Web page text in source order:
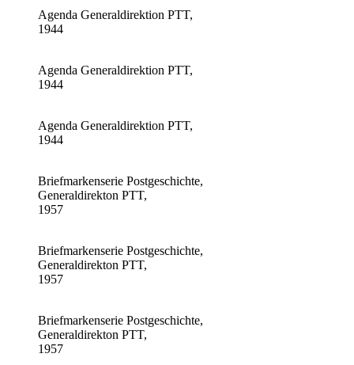
Agenda Generaldirektion PTT,
1944
Agenda Generaldirektion PTT,
1944
Agenda Generaldirektion PTT,
1944
Briefmarkenserie Postgeschichte,
Generaldirekton PTT,
1957
Briefmarkenserie Postgeschichte,
Generaldirekton PTT,
1957
Briefmarkenserie Postgeschichte,
Generaldirekton PTT,
1957